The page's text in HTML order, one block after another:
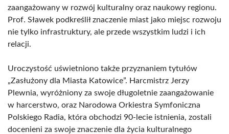
zaangażowany w rozwój kulturalny oraz naukowy regionu.
Prof. Sławek podkreślił znaczenie miast jako miejsc rozwoju
nie tylko infrastruktury, ale przede wszystkim ludzi i ich
relacji.
Uroczystość uświetniono także przyznaniem tytułów
„Zasłużony dla Miasta Katowice”. Harcmistrz Jerzy
Plewnia, wyróżniony za swoje długoletnie zaangażowanie
w harcerstwo, oraz Narodowa Orkiestra Symfoniczna
Polskiego Radia, która obchodzi 90-lecie istnienia, zostali
docenieni za swoje znaczenie dla życia kulturalnego